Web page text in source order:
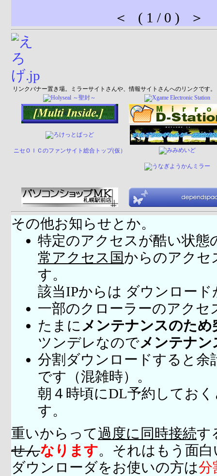
＜ ( 1 / 0 ) ＞
リンクバナー置き場。ミラーサイトさんや、情報サイトさんへのリンクです。
ニセＯＩＣのファンサイト総合トップ(仮）
その他お知らせとか。
特定のアクセスが酷い状態
常アクセス国からのアクセ
す。
該当IPからは ダウンロー
一部のクローラーのアクセ
たまに メンテナンスのため
ツンデレなのでメンテナ
分割ダウンロードすると余
です（混雑時）。
朝４時頃にDL予約してお
す。
重いからって過度に同時接続す
せんなります。それはもう面
ダウンローダをお使いの方は分